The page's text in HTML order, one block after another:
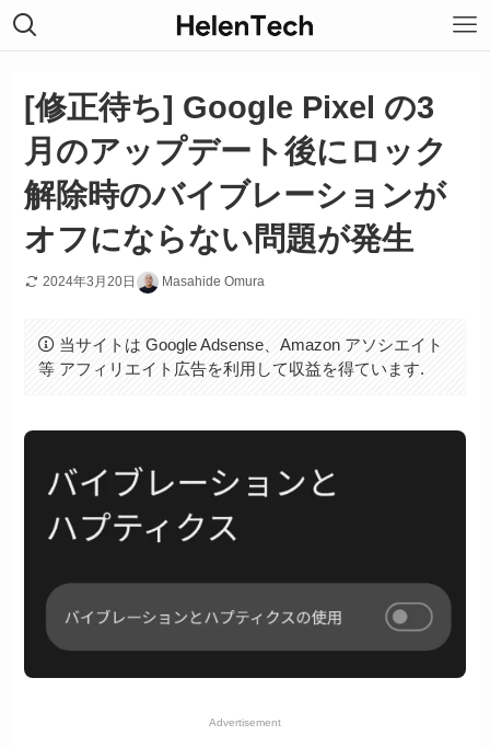
[修正待ち] Google Pixel の3
月のアップデート後にロック
解除時のバイブレーションが
オフにならない問題が発生
2024年3月20日 Masahide Omura
当サイトは Google Adsense、Amazon アソシエイト
等 アフィリエイト広告を利用して収益を得ています.
Advertisement